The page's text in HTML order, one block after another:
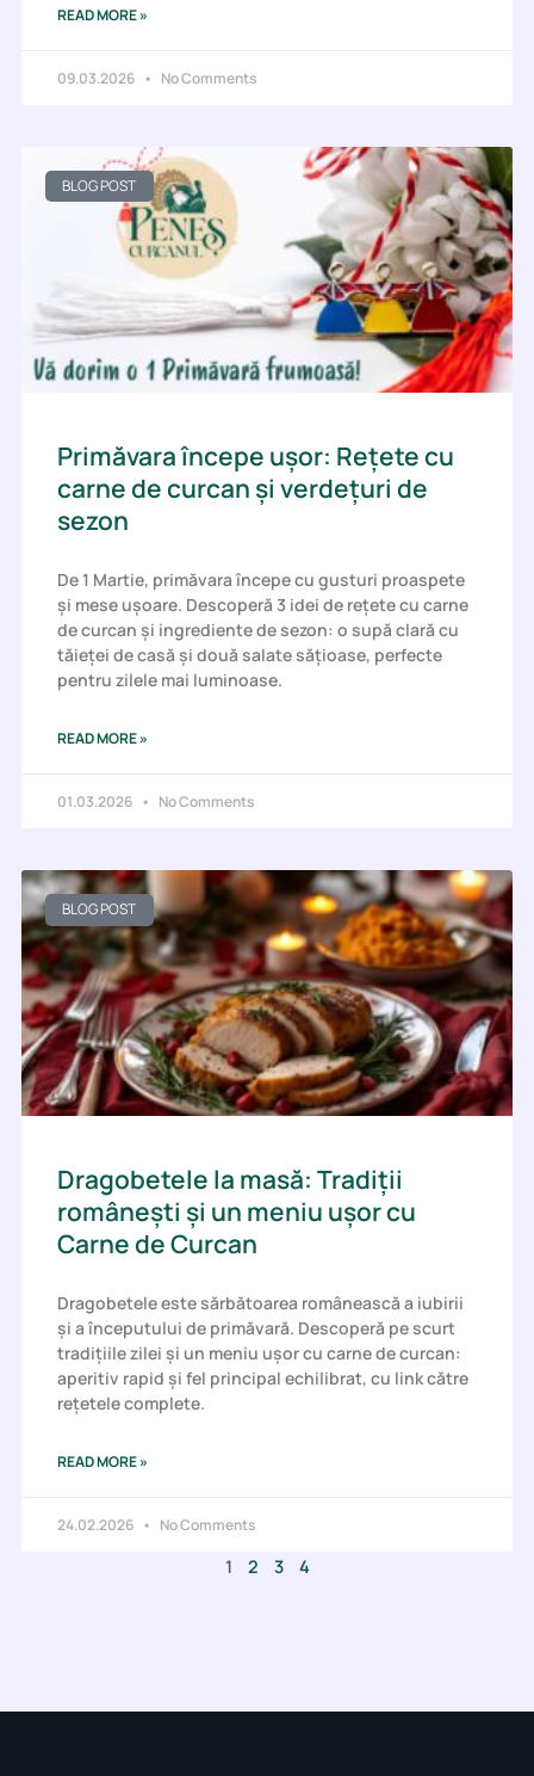
READ MORE »
09.03.2026 No Comments
BLOG POST
Primăvara începe ușor: Rețete cu
carne de curcan și verdețuri de
sezon
De 1 Martie, primăvara începe cu gusturi proaspete
și mese ușoare. Descoperă 3 idei de rețete cu carne
de curcan și ingrediente de sezon: o supă clară cu
tăieței de casă și două salate sățioase, perfecte
pentru zilele mai luminoase.
READ MORE »
01.03.2026 No Comments
BLOG POST
Dragobetele la masă: Tradiții
românești și un meniu ușor cu
Carne de Curcan
Dragobetele este sărbătoarea românească a iubirii
și a începutului de primăvară. Descoperă pe scurt
tradițiile zilei și un meniu ușor cu carne de curcan:
aperitiv rapid și fel principal echilibrat, cu link către
rețetele complete.
READ MORE »
24.02.2026 No Comments
1 2 3 4